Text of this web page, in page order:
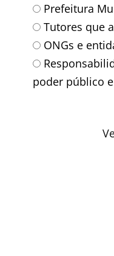
Prefeitura
Tutores que
ONGs e
poder público